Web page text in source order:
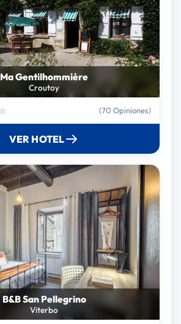
Ma Gentilhommière
Croutoy
(70 Opiniones)
VER HOTEL
B&B San Pellegrino
Viterbo